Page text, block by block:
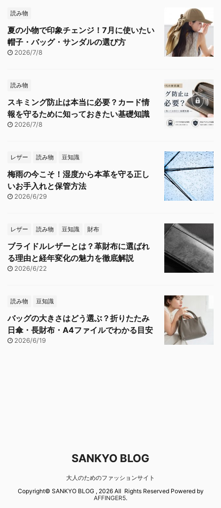
読み物
夏の小物で印象チェンジ！7月に使いたい
帽子・バッグ・サンダルの選び方
2026/7/8
読み物
スキミング防止は本当に必要？カード情
報を守るために知っておきたい基礎知識
2026/7/8
レザー 読み物 豆知識
梅雨の今こそ！湿度から本革を守る正し
いお手入れと保管方法
2026/6/29
レザー 読み物 豆知識 財布
ブライドルレザーとは？革財布に選ばれ
る理由と経年変化の魅力を徹底解説
2026/6/22
読み物 豆知識
バッグの大きさはどう選ぶ？折りたたみ
日傘・長財布・A4ファイルでわかる目安
2026/6/19
SANKYO BLOG
大人のためのファッションサイト
Copyright© SANKYO BLOG , 2026 All Rights Reserved Powered by
AFFINGER5.